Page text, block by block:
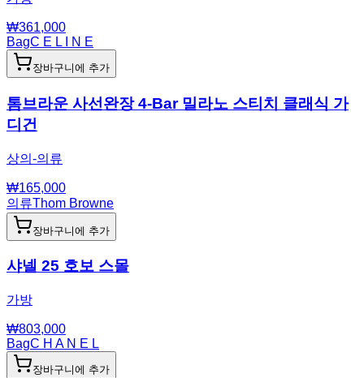
₩361,000
BagC E L I N E
장바구니에 추가
톰브라운 사선완장 4-Bar 밀라노 스티치 클래식 가
디건
상의-의류
₩165,000
의류Thom Browne
장바구니에 추가
샤넬 25 호보 스몰
가방
₩803,000
BagC H A N E L
장바구니에 추가